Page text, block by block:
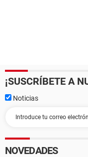
¡SUSCRÍBETE A
Noticias
NOVEDADES